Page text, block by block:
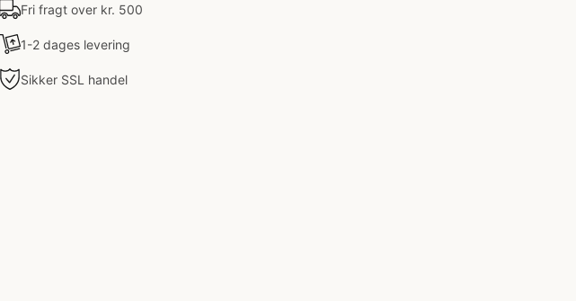
Fri fragt over kr. 500
1-2 dages levering
Sikker SSL handel